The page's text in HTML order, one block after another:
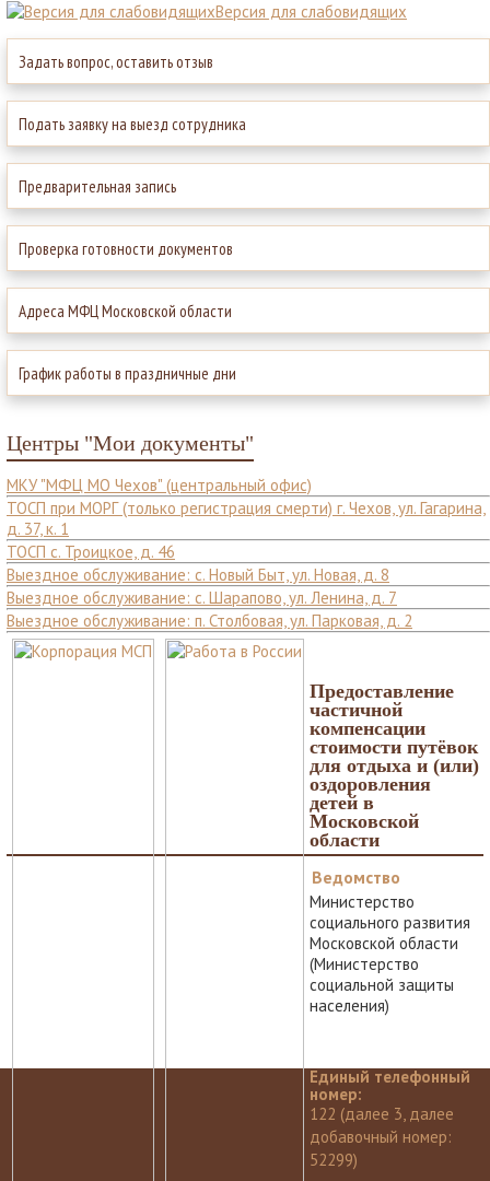
Версия для слабовидящих
Задать вопрос, оставить отзыв
Подать заявку на выезд сотрудника
Предварительная запись
Проверка готовности документов
Адреса МФЦ Московской области
График работы в праздничные дни
Центры "Мои документы"
МКУ "МФЦ МО Чехов" (центральный офис)
ТОСП при МОРГ (только регистрация смерти) г. Чехов, ул. Гагарина,
д. 37, к. 1
ТОСП с. Троицкое, д. 46
Выездное обслуживание: с. Новый Быт, ул. Новая, д. 8
Выездное обслуживание: с. Шарапово, ул. Ленина, д. 7
Выездное обслуживание: п. Столбовая, ул. Парковая, д. 2
Предоставление
частичной
компенсации
стоимости путёвок
для отдыха и (или)
оздоровления
детей в
Московской
области
Ведомство
Министерство
социального развития
Московской области
(Министерство
социальной защиты
населения)
Единый телефонный
номер:
122 (далее 3, далее
добавочный номер:
52299)